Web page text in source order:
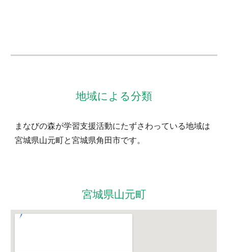
地域による分類
まなびの森が学習支援活動にたずさわっている地域は
宮城県山元町と宮城県角田市です。
宮城県山元町